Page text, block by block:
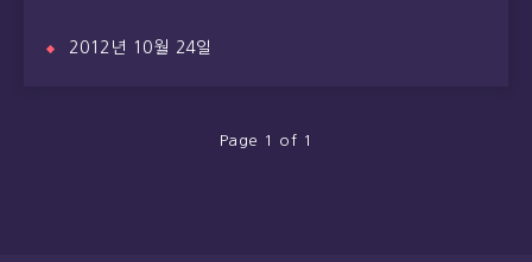
2012년 10월 24일
Page 1 of 1